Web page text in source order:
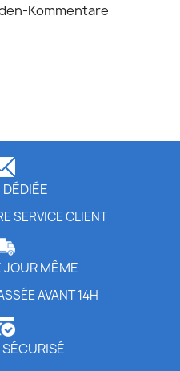
Kommentare
SERVICE CLIENT
JOUR MÊME
AVANT 14H